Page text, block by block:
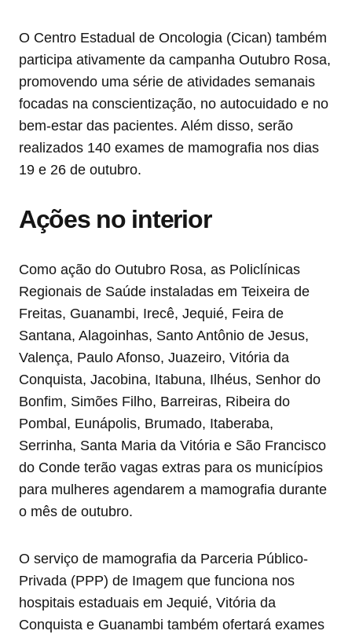
O Centro Estadual de Oncologia (Cican) também
participa ativamente da campanha Outubro Rosa,
promovendo uma série de atividades semanais
focadas na conscientização, no autocuidado e no
bem-estar das pacientes. Além disso, serão
realizados 140 exames de mamografia nos dias
19 e 26 de outubro.
Ações no interior
Como ação do Outubro Rosa, as Policlínicas
Regionais de Saúde instaladas em Teixeira de
Freitas, Guanambi, Irecê, Jequié, Feira de
Santana, Alagoinhas, Santo Antônio de Jesus,
Valença, Paulo Afonso, Juazeiro, Vitória da
Conquista, Jacobina, Itabuna, Ilhéus, Senhor do
Bonfim, Simões Filho, Barreiras, Ribeira do
Pombal, Eunápolis, Brumado, Itaberaba,
Serrinha, Santa Maria da Vitória e São Francisco
do Conde terão vagas extras para os municípios
para mulheres agendarem a mamografia durante
o mês de outubro.
O serviço de mamografia da Parceria Público-
Privada (PPP) de Imagem que funciona nos
hospitais estaduais em Jequié, Vitória da
Conquista e Guanambi também ofertará exames